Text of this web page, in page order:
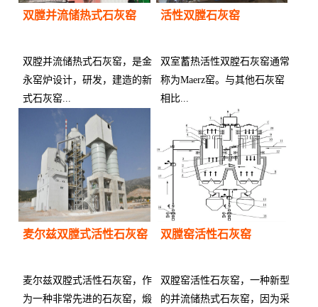
双膛并流储热式石灰窑
双膛并流储热式石灰窑，是金
永窑炉设计，研发，建造的新
式石灰窑...
供应商：
活性双膛石灰窑
双室蓄热活性双膛石灰窑通常
称为Maerz窑。与其他石灰窑
相比...
麦尔兹双膛式活性石灰窑
麦尔兹双膛式活性石灰窑，作
为一种非常先进的石灰窑，煅
双膛窑活性石灰窑
双膛窑活性石灰窑，一种新型
的并流储热式石灰窑，因为采